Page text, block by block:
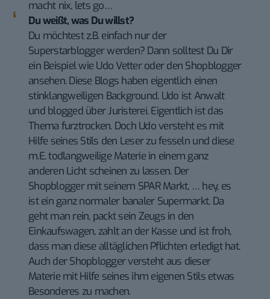
macht nix, lets go…
Du weißt, was Du willst?
Du möchtest z.B. einfach nur der
Superstarblogger werden? Dann solltest Du Dir
ein Beispiel wie Udo Vetteroder den Shopblogger
ansehen. Diese Blogs haben eigentlich einen
stinklangweiligen Background. Udo ist Anwalt
und blogged über Juristerei. Eigentlich ist das
Thema furztrocken. Doch Udo versteht es mit
Hilfe seines Stils den Leser zu fesseln und diese
m.E. todlangweilige Materie in einem ganz
anderen Licht scheinen zu lassen. Der
Shopblogger mit seinem SPAR Markt, … hey, es
ist ein ganz normaler banaler Supermarkt. Da
geht man rein, packt sein Zeugs in den
Einkaufswagen, zahlt an der Kasse und ist froh,
dass man diese alltäglichen Pflichten erledigt hat.
Auch der Shopblogger versteht aus dieser
Materie mit Hilfe seines ihm eigenen Stils etwas
Besonderes zu machen.